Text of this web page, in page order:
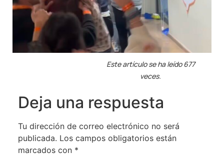
Este artículo se ha leído 677
veces.
Deja una respuesta
Tu dirección de correo electrónico no será
publicada. Los campos obligatorios están
marcados con *